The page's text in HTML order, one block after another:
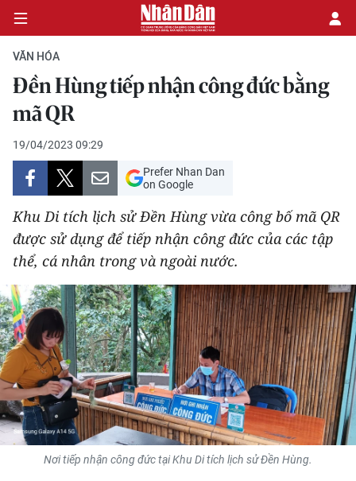
CHÍNH TRỊ
KINH TẾ
VĂN HÓA
XÃ HỘI
PHÁP LUẬT
DU LỊCH
THẾ GIỚI
THỂ THAO
GIÁO DỤC
VĂN HÓA
Đền Hùng tiếp nhận công đức bằng
mã QR
19/04/2023 09:29
Prefer Nhan Dan
on Google
Khu Di tích lịch sử Đền Hùng vừa công bố mã QR
được sử dụng để tiếp nhận công đức của các tập
thể, cá nhân trong và ngoài nước.
Nơi tiếp nhận công đức tại Khu Di tích lịch sử Đền Hùng.